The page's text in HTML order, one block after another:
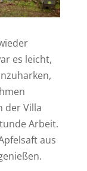
es leicht,
der Villa
Arbeit.
aus